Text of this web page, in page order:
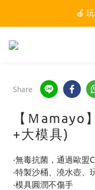
🏆 玩具腦是
🍎
🏆 玩具腦是
Share
【Ｍamayo
+大模具)
‧無毒抗菌，通過歐盟
‧特製沙桶、澆水壺、
‧模具圓潤不傷手